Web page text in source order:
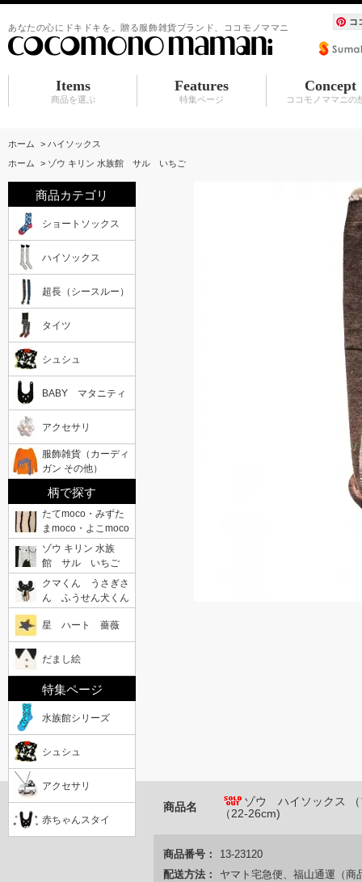
あなたの心にドキドキを。贈る服飾雑貨ブランド、ココモノママニ コ
Items
商品を選ぶ
Features
特集ページ
Concept
ココモノママニの
ホーム > ハイソックス
ホーム
> ゾウ キリン 水族館 サル いちご
商品カテゴリ
ショートソックス
ハイソックス
超長（シースルー）
タイツ
シュシュ
BABY マタニティ
アクセサリ
服飾雑貨（カーディ
ガン その他）
柄で探す
たてmoco・みずた
まmoco・よこmoco
ゾウ キリン 水族
館 サル いちご
クマくん うさぎさ
ん ふうせん犬くん
星 ハート 薔薇
だまし絵
特集ページ
水族館シリーズ
シュシュ
アクセサリ
赤ちゃんスタイ
商品名
ゾウ ハイソックス （
（22-26cm)
商品番号：
13-23120
配送方法：
ヤマト宅急便、福山通運（商